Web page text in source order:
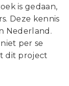
is gedaan,
Deze kennis
Nederland.
per se
dit project